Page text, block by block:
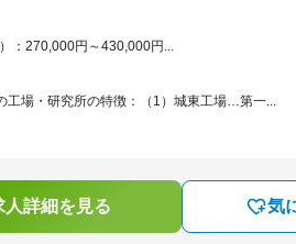
：270,000円～430,000円...
工場・研究所の特徴：（1）城東工場…第一...
人詳細を見る 気